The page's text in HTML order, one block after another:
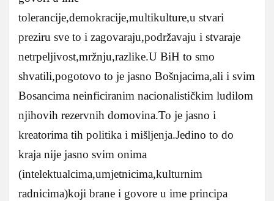
tolerancije,demokracije,multikulture,u stvari
preziru sve to i zagovaraju,podržavaju i stvaraje
netrpeljivost,mržnju,razlike.U BiH to smo
shvatili,pogotovo to je jasno Bošnjacima,ali i svim
Bosancima neinficiranim nacionalističkim ludilom
njihovih rezervnih domovina.To je jasno i
kreatorima tih politika i mišljenja.Jedino to do
kraja nije jasno svim onima
(intelektualcima,umjetnicima,kulturnim
radnicima)koji brane i govore u ime principa